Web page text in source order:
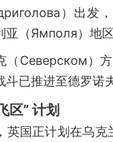
）出发
亚（Ямполя）地区
（Северском）
斗已推进至德罗诺
区” 计划
英国正计划在乌克